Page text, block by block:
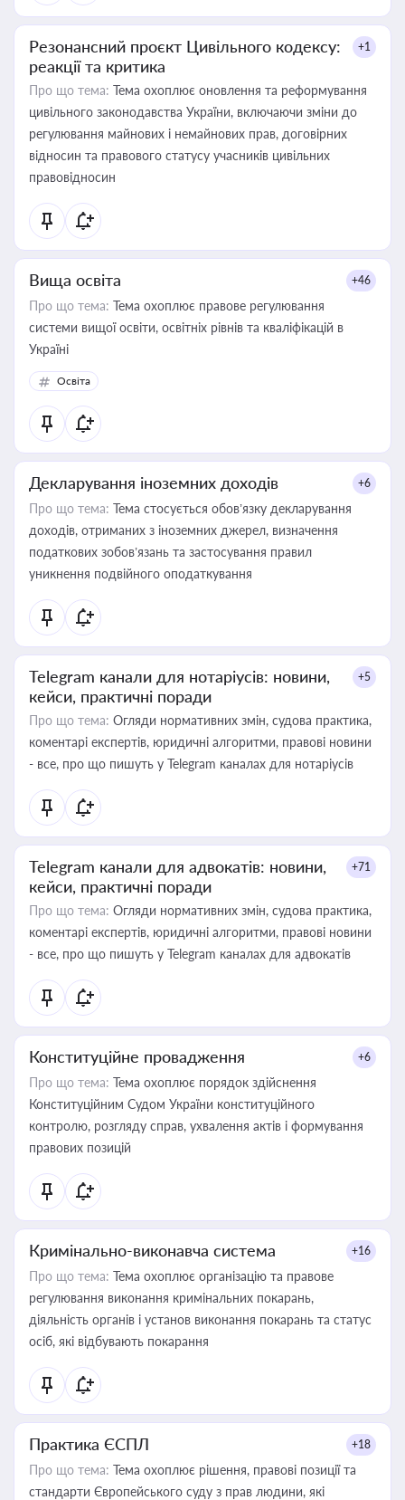
Резонансний проєкт Цивільного кодексу:
реакції та критика
+1
Про що тема: Тема охоплює оновлення та реформування
цивільного законодавства України, включаючи зміни до
регулювання майнових і немайнових прав, договірних
відносин та правового статусу учасників цивільних
правовідносин
Вища освіта +46
Про що тема: Тема охоплює правове регулювання
системи вищої освіти, освітніх рівнів та кваліфікацій в
Україні
Освіта
Декларування іноземних доходів +6
Про що тема: Тема стосується обов’язку декларування
доходів, отриманих з іноземних джерел, визначення
податкових зобов’язань та застосування правил
уникнення подвійного оподаткування
Telegram канали для нотаріусів: новини,
кейси, практичні поради
+5
Про що тема: Огляди нормативних змін, судова практика,
коментарі експертів, юридичні алгоритми, правові новини
- все, про що пишуть у Telegram каналах для нотаріусів
Telegram канали для адвокатів: новини,
кейси, практичні поради
+71
Про що тема: Огляди нормативних змін, судова практика,
коментарі експертів, юридичні алгоритми, правові новини
- все, про що пишуть у Telegram каналах для адвокатів
Конституційне провадження +6
Про що тема: Тема охоплює порядок здійснення
Конституційним Судом України конституційного
контролю, розгляду справ, ухвалення актів і формування
правових позицій
Кримінально-виконавча система +16
Про що тема: Тема охоплює організацію та правове
регулювання виконання кримінальних покарань,
діяльність органів і установ виконання покарань та статус
осіб, які відбувають покарання
Практика ЄСПЛ +18
Про що тема: Тема охоплює рішення, правові позиції та
стандарти Європейського суду з прав людини, які